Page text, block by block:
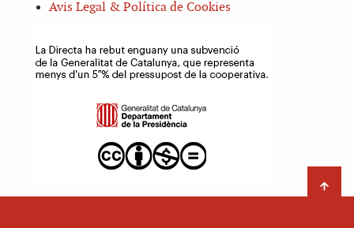
Avis Legal & Política de Cookies